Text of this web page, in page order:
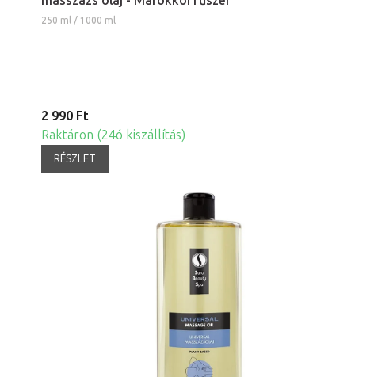
250 ml / 1000 ml
2 990 Ft
Raktáron (24ó kiszállítás)
RÉSZLET